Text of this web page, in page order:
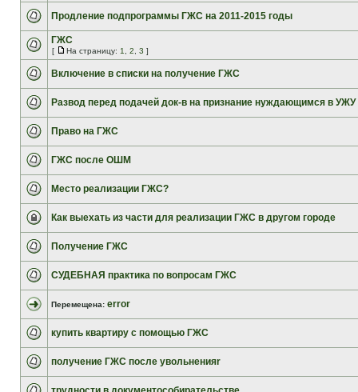
Продление подпрограммы ГЖС на 2011-2015 годы
ГЖС
[ На страницу: 1 2 3 ]
Включение в списки на получение ГЖС
Развод перед подачей док-в на признание нуждающимся в УЖУ
Право на ГЖС
ГЖС после ОШМ
Место реализации ГЖС?
Как выехать из части для реализации ГЖС в другом городе
Получение ГЖС
СУДЕБНАЯ практика по вопросам ГЖС
Перемещена: error
купить квартиру с помощью ГЖС
получение ГЖС после увольненияr